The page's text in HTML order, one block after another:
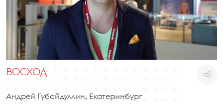
ВОСХОД
Андрей Губайдуллин, Екатеринбург